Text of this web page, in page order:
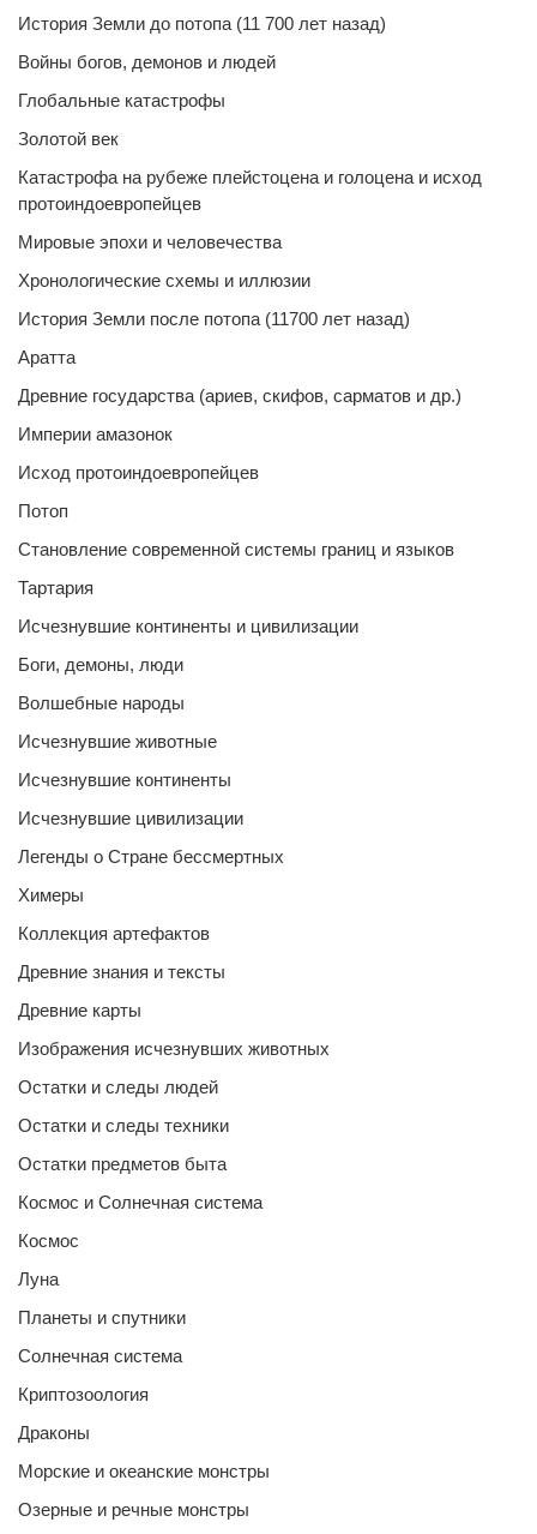
История Земли до потопа (11 700 лет назад)
Войны богов, демонов и людей
Глобальные катастрофы
Золотой век
Катастрофа на рубеже плейстоцена и голоцена и исход
протоиндоевропейцев
Мировые эпохи и человечества
Хронологические схемы и иллюзии
История Земли после потопа (11700 лет назад)
Аратта
Древние государства (ариев, скифов, сарматов и др.)
Империи амазонок
Исход протоиндоевропейцев
Потоп
Становление современной системы границ и языков
Тартария
Исчезнувшие континенты и цивилизации
Боги, демоны, люди
Волшебные народы
Исчезнувшие животные
Исчезнувшие континенты
Исчезнувшие цивилизации
Легенды о Стране бессмертных
Химеры
Коллекция артефактов
Древние знания и тексты
Древние карты
Изображения исчезнувших животных
Остатки и следы людей
Остатки и следы техники
Остатки предметов быта
Космос и Солнечная система
Космос
Луна
Планеты и спутники
Солнечная система
Криптозоология
Драконы
Морские и океанские монстры
Озерные и речные монстры